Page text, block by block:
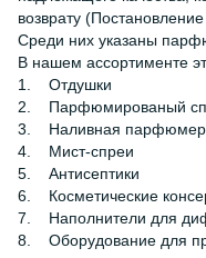
возврату
Среди них указаны
В нашем ассортименте
1. Отдушки
2. Парфюмированый
3. Наливная
4. Мист-спреи
5. Антисептики
6. Косметические
7. Наполнители для
8. Оборудование для